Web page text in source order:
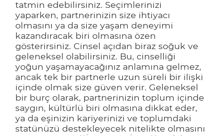
tatmin edebilirsiniz. Seçimlerinizi
yaparken, partnerinizin size ihtiyacı
olmasını ya da size yaşam deneyimi
kazandıracak biri olmasına özen
gösterirsiniz. Cinsel açıdan biraz soğuk ve
geleneksel olabilirsiniz. Bu, cinselliği
yoğun yaşamayacağınız anlamına gelmez,
ancak tek bir partnerle uzun süreli bir ilişki
içinde olmak size güven verir. Geleneksel
bir burç olarak, partnerinizin toplum içinde
saygın, kültürlü biri olmasına dikkat eder,
ya da eşinizin kariyerinizi ve toplumdaki
statünüzü destekleyecek nitelikte olmasını